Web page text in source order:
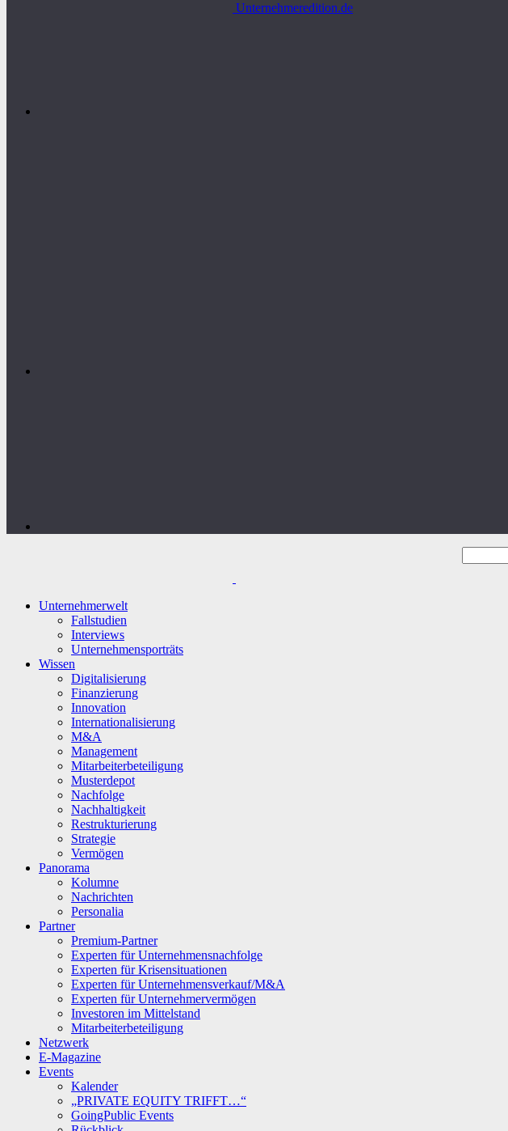
Unternehmeredition.de
Unternehmerwelt
Fallstudien
Interviews
Unternehmensporträts
Wissen
Digitalisierung
Finanzierung
Innovation
Internationalisierung
M&A
Management
Mitarbeiterbeteiligung
Musterdepot
Nachfolge
Nachhaltigkeit
Restrukturierung
Strategie
Vermögen
Panorama
Kolumne
Nachrichten
Personalia
Partner
Premium-Partner
Experten für Unternehmensnachfolge
Experten für Krisensituationen
Experten für Unternehmensverkauf/M&A
Experten für Unternehmervermögen
Investoren im Mittelstand
Mitarbeiterbeteiligung
Netzwerk
E-Magazine
Events
Kalender
„PRIVATE EQUITY TRIFFT…“
GoingPublic Events